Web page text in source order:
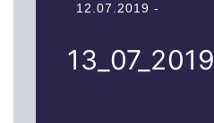
12.07.2019 -
13_07_2019